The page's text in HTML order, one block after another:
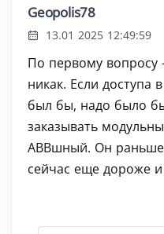
Geopolis78
13.01 2025 12:49:59
По первому
никак. Если доступа
был бы, надо было
заказывать
АВВшный. Он раньше
сейчас еще дороже и